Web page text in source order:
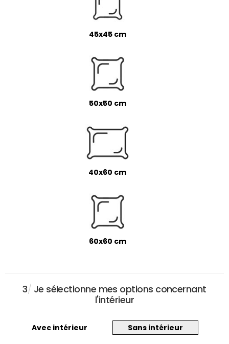
45x45 cm
50x50 cm
40x60 cm
60x60 cm
3/ Je sélectionne mes options concernant
l'intérieur
Avec intérieur Sans intérieur